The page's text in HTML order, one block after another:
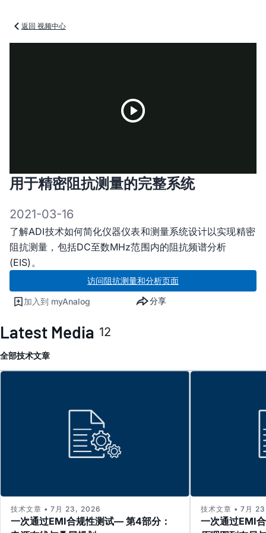
返回 视频中心
Video
用于精密阻抗测量的完整系统
2021-03-16
了解ADI技术如何简化仪器仪表和测量系统设计以实现精密
阻抗测量，包括DC至数MHz范围内的阻抗频谱分析
(EIS)。
访问阻抗测量和分析页面
加入到 myAnalog 分享
Latest Media 12
全部技术文章
一次通过EMI合规性测试— 第4部分：
技术文章 • 7月 23, 2026
一次通过EMI
技术文章 • 7月